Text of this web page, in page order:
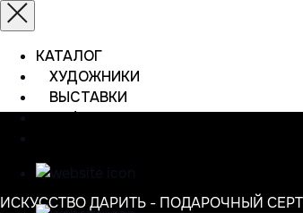
КАТАЛОГ
ХУДОЖНИКИ
ВЫСТАВКИ
ИНФОРМАЦИЯ
ИСКУССТВО ДАРИТЬ - ПОДАРОЧНЫЙ